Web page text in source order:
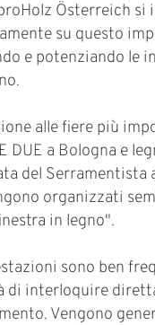
Österreich si
su questo
e potenziando le
alle fiere più
DUE a Bologna e
del Serramentista
organizzati
in legno".
sono ben
di interloquire
Vengono